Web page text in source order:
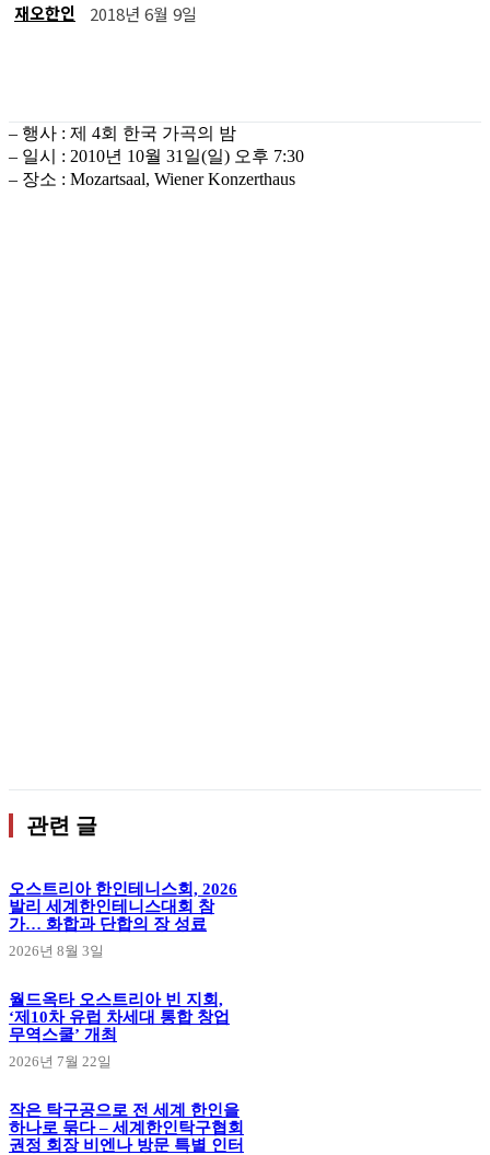
재오한인 2018년 6월 9일
– 행사 : 제 4회 한국 가곡의 밤
– 일시 : 2010년 10월 31일(일) 오후 7:30
– 장소 : Mozartsaal, Wiener Konzerthaus
관련 글
오스트리아 한인테니스회, 2026
발리 세계한인테니스대회 참
가… 화합과 단합의 장 성료
2026년 8월 3일
월드옥타 오스트리아 빈 지회,
‘제10차 유럽 차세대 통합 창업
무역스쿨’ 개최
2026년 7월 22일
작은 탁구공으로 전 세계 한인을
하나로 묶다 – 세계한인탁구협회
권정 회장 비엔나 방문 특별 인터